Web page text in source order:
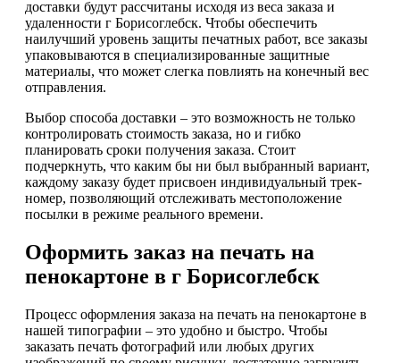
доставки будут рассчитаны исходя из веса заказа и
удаленности г Борисоглебск. Чтобы обеспечить
наилучший уровень защиты печатных работ, все заказы
упаковываются в специализированные защитные
материалы, что может слегка повлиять на конечный вес
отправления.
Выбор способа доставки – это возможность не только
контролировать стоимость заказа, но и гибко
планировать сроки получения заказа. Стоит
подчеркнуть, что каким бы ни был выбранный вариант,
каждому заказу будет присвоен индивидуальный трек-
номер, позволяющий отслеживать местоположение
посылки в режиме реального времени.
Оформить заказ на печать на
пенокартоне в г Борисоглебск
Процесс оформления заказа на печать на пенокартоне в
нашей типографии – это удобно и быстро. Чтобы
заказать печать фотографий или любых других